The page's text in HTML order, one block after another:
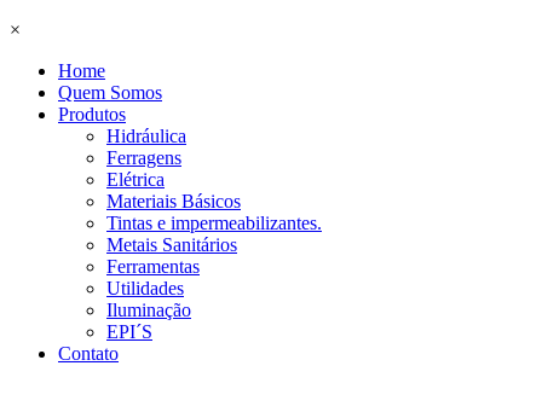
×
Home
Quem Somos
Produtos
Hidráulica
Ferragens
Elétrica
Materiais Básicos
Tintas e impermeabilizantes.
Metais Sanitários
Ferramentas
Utilidades
Iluminação
EPI´S
Contato